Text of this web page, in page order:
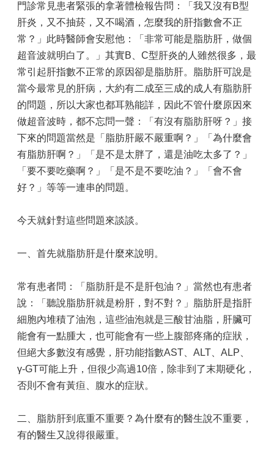
及
定
位
院
區
簡
介
部
科
網
號
南
醫
療
收
基
準
戒
檳
門診常見患者緊張的拿著體檢報告問：「我又沒有B型
肝炎，又不抽菸，又不喝酒，怎麼我的肝指數會不正
常？」此時醫師會安慰他：「非常可能是脂肪肝，做個
超音波就明白了。」其實B、C型肝炎的人雖然很多，最
常引起肝指數不正常的原因卻是脂肪肝。脂肪肝可說是
當今最常見的肝病，大約有二成至三成的成人有脂肪肝
的問題，所以大家也都耳熟能詳，因此不管什麼原因來
做超音波時，都不忘問一聲：「有沒有脂肪肝呀？」接
下來的問題當然是「脂肪肝嚴不嚴重啊？」「為什麼會
有脂肪肝啊？」「是不是太胖了，還是油吃太多了？」
「要不要吃藥啊？」「是不是不要吃油？」「會不會
好？」等等一連串的問題。
今天就針對這些問題來談談。
一、首先就脂肪肝是什麼來說明。
常有患者問：「脂肪肝是不是肝包油？」當然也有患者
說：「聽說脂肪肝就是粉肝，對不對？」脂肪肝是指肝
細胞內堆積了油泡，這些油泡就是三酸甘油脂，肝臟可
能會有一點腫大，也可能會有一些上腹部疼痛的症狀，
但絕大多數沒有感覺，肝功能指數AST、ALT、ALP、
γ-GT可能上升，但很少高過10倍，除非到了末期硬化，
否則不會有黃疸、腹水的症狀。
二、脂肪肝到底重不重要？為什麼有的醫生說不重要，
有的醫生又說得很嚴重。